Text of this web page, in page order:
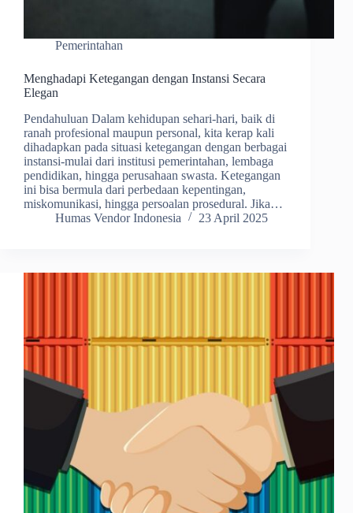
Pemerintahan
Menghadapi Ketegangan dengan Instansi Secara
Elegan
Pendahuluan Dalam kehidupan sehari-hari, baik di
ranah profesional maupun personal, kita kerap kali
dihadapkan pada situasi ketegangan dengan berbagai
instansi-mulai dari institusi pemerintahan, lembaga
pendidikan, hingga perusahaan swasta. Ketegangan
ini bisa bermula dari perbedaan kepentingan,
miskomunikasi, hingga persoalan prosedural. Jika…
Humas Vendor Indonesia
23 April 2025